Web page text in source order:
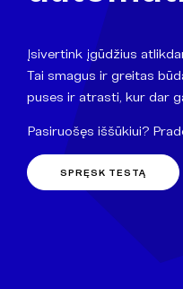
Įsivertink įgūdžius
Tai smagus ir greitas
puses ir atrasti, kur dar
Pasiruošęs iššūkiui?
SPRĘSK TESTĄ